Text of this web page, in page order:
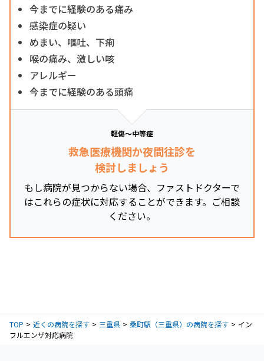
今までに経験のある痛み
感染症の疑い
めまい、嘔吐、下痢
喉の痛み、激しい咳
アレルギー
今までに経験のある頭痛
軽傷～中等症
救急医療機関か夜間往診を
検討しましょう
もし病院が見つからない場合、ファストドクターで
はこれらの症状に対応することができます。ご相談
ください。
TOP 近くの病院を探す 三重県 桑町駅（三重県）の病院を探す
イン
フルエンザ対応病院